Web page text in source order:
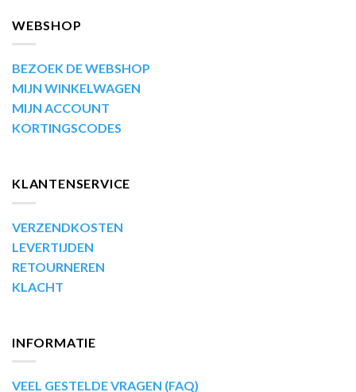
WEBSHOP
BEZOEK DE WEBSHOP
MIJN WINKELWAGEN
MIJN ACCOUNT
KORTINGSCODES
KLANTENSERVICE
VERZENDKOSTEN
LEVERTIJDEN
RETOURNEREN
KLACHT
INFORMATIE
VEEL GESTELDE VRAGEN (FAQ)